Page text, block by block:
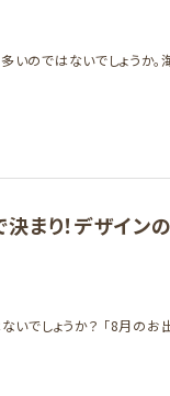
いのではないでしょうか
まり！デザイン
でしょうか？ 「8月の